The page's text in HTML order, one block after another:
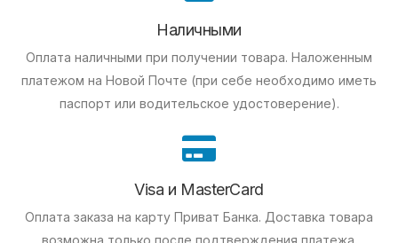
Наличными
Оплата наличными при получении товара. Наложенным
платежом на Новой Почте (при себе необходимо иметь
паспорт или водительское удостоверение).
Visa и MasterCard
Оплата заказа на карту Приват Банка. Доставка товара